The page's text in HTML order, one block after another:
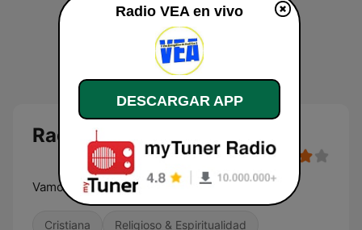
Radio VEA
Vamos por más!
Cristiana Religioso & Espiritualidad
Radio VEA en vivo
DESCARGAR APP